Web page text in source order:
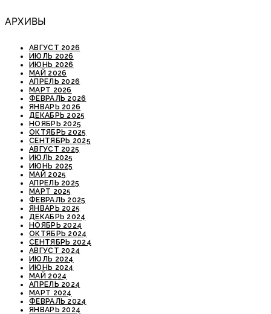
АРХИВЫ
АВГУСТ 2026
ИЮЛЬ 2026
ИЮНЬ 2026
МАЙ 2026
АПРЕЛЬ 2026
МАРТ 2026
ФЕВРАЛЬ 2026
ЯНВАРЬ 2026
ДЕКАБРЬ 2025
НОЯБРЬ 2025
ОКТЯБРЬ 2025
СЕНТЯБРЬ 2025
АВГУСТ 2025
ИЮЛЬ 2025
ИЮНЬ 2025
МАЙ 2025
АПРЕЛЬ 2025
МАРТ 2025
ФЕВРАЛЬ 2025
ЯНВАРЬ 2025
ДЕКАБРЬ 2024
НОЯБРЬ 2024
ОКТЯБРЬ 2024
СЕНТЯБРЬ 2024
АВГУСТ 2024
ИЮЛЬ 2024
ИЮНЬ 2024
МАЙ 2024
АПРЕЛЬ 2024
МАРТ 2024
ФЕВРАЛЬ 2024
ЯНВАРЬ 2024